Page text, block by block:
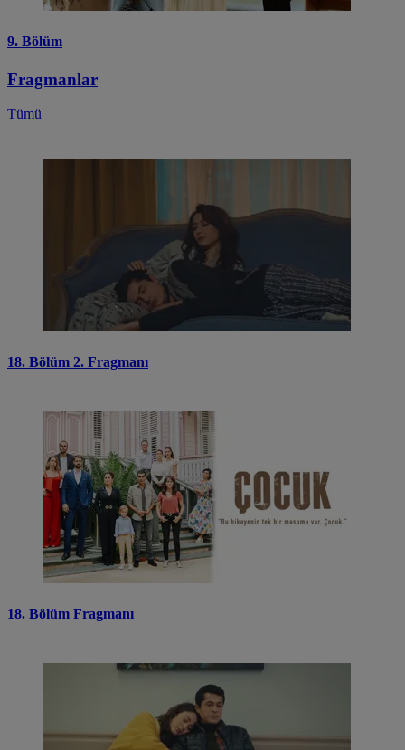
9. Bölüm
Fragmanlar
Tümü
18. Bölüm 2. Fragmanı
18. Bölüm Fragmanı